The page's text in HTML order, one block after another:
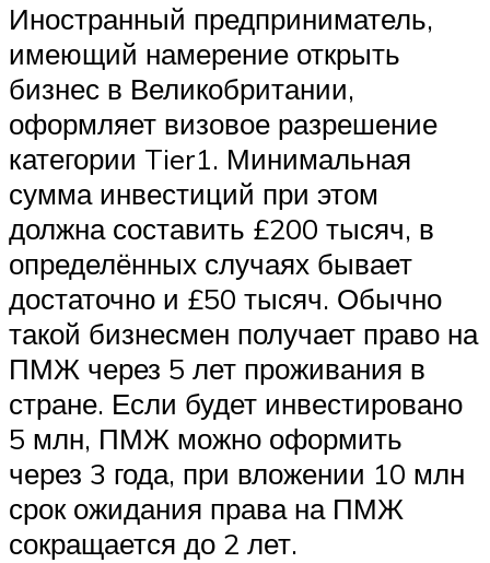
Иностранный предприниматель,
имеющий намерение открыть
бизнес в Великобритании,
оформляет визовое разрешение
категории Tier1. Минимальная
сумма инвестиций при этом
должна составить £200 тысяч, в
определённых случаях бывает
достаточно и £50 тысяч. Обычно
такой бизнесмен получает право на
ПМЖ через 5 лет проживания в
стране. Если будет инвестировано
5 млн, ПМЖ можно оформить
через 3 года, при вложении 10 млн
срок ожидания права на ПМЖ
сокращается до 2 лет.